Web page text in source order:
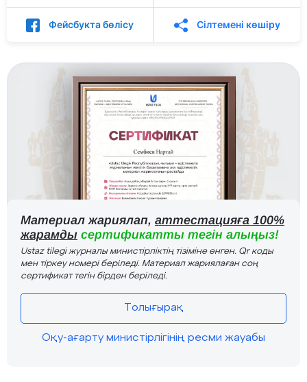
Фейсбукта бөлісу Сілтемені көшіру
Материал жариялап, аттестацияға 100%
жарамды сертификатты тегін алыңыз!
Ustaz tilegi журналы министірліктің тізіміне енген. Qr коды
мен тіркеу номері беріледі. Материал жариялаған соң
сертификат тегін бірден беріледі.
Толығырақ
Оқу-ағарту министірлігінің ресми жауабы